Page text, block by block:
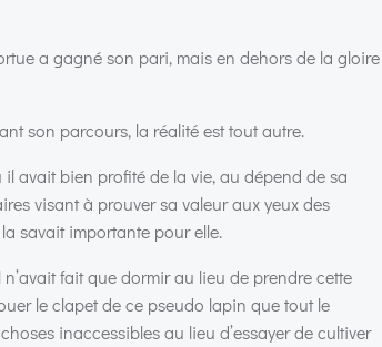
a gagné son pari, mais en dehors de la gloire
son parcours, la réalité est tout autre.
avait bien profité de la vie, au dépend de sa
visant à prouver sa valeur aux yeux des
savait importante pour elle.
fait que dormir au lieu de prendre cette
le clapet de ce pseudo lapin que tout le
inaccessibles au lieu d’essayer de cultiver